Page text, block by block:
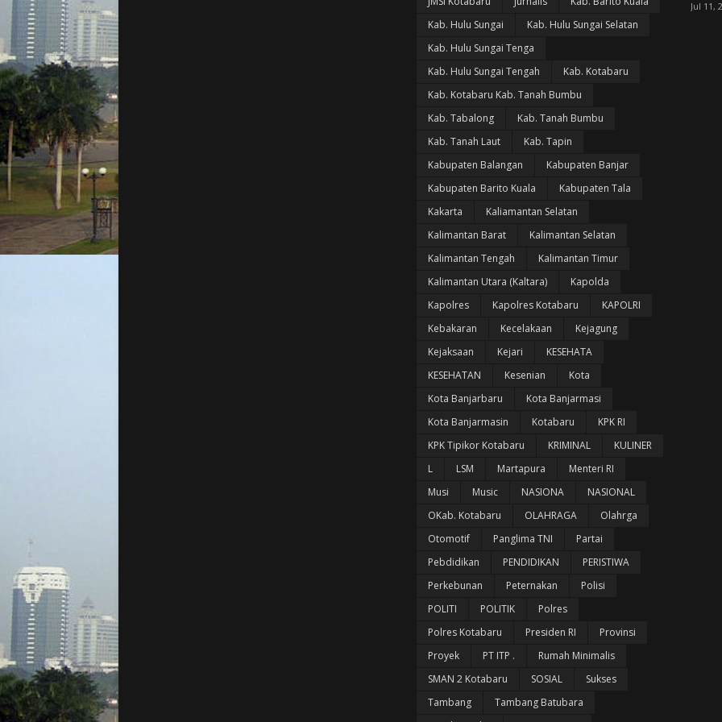
Kab. Hulu Sungai
Kab. Hulu Sungai Selatan
Kab. Hulu Sungai Tenga
Kab. Hulu Sungai Tengah
Kab. Kotabaru
Kab. Kotabaru Kab. Tanah Bumbu
Kab. Tabalong
Kab. Tanah Bumbu
Kab. Tanah Laut
Kab. Tapin
Kabupaten Balangan
Kabupaten Banjar
Kabupaten Barito Kuala
Kabupaten Tala
Kakarta
Kaliamantan Selatan
Kalimantan Barat
Kalimantan Selatan
Kalimantan Tengah
Kalimantan Timur
Kalimantan Utara (Kaltara)
Kapolda
Kapolres
Kapolres Kotabaru
KAPOLRI
Kebakaran
Kecelakaan
Kejagung
Kejaksaan
Kejari
KESEHATA
KESEHATAN
Kesenian
Kota
Kota Banjarbaru
Kota Banjarmasi
Kota Banjarmasin
Kotabaru
KPK RI
KPK Tipikor Kotabaru
KRIMINAL
KULINER
L
LSM Martapura
Menteri RI
Musi
Music NASIONA
NASIONAL
OKab. Kotabaru
OLAHRAGA
Olahrga
Otomotif
Panglima TNI
Partai
Pebdidikan
PENDIDIKAN
PERISTIWA
Perkebunan
Peternakan
Polisi
POLITI
POLITIK
Polres
Polres Kotabaru
Presiden RI
Provinsi
Proyek
PT ITP .
Rumah Minimalis
SMAN 2 Kotabaru
SOSIAL
Sukses
Tambang
Tambang Batubara
Jul 11,